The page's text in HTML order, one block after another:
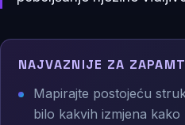
NAJVAZNIJE ZA
Mapirajte postojeću
bilo kakvih izmjena kako